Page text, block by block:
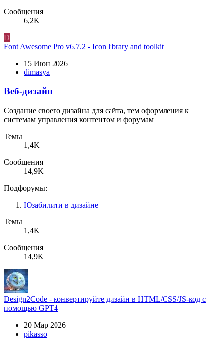
Сообщения
6,2K
D
Font Awesome Pro v6.7.2 - Icon library and toolkit
15 Июн 2026
dimasya
Веб-дизайн
Создание своего дизайна для сайта, тем оформления к
системам управления контентом и форумам
Темы
1,4K
Сообщения
14,9K
Подфорумы:
Юзабилити в дизайне
Темы
1,4K
Сообщения
14,9K
Design2Code - конвертируйте дизайн в HTML/CSS/JS-код c
помощью GPT4
20 Мар 2026
pikasso